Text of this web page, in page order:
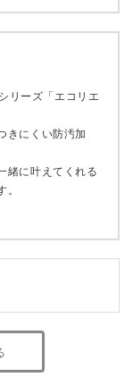
リーズ「エコリエ
きにくい防汚加
緒に叶えてくれる
。